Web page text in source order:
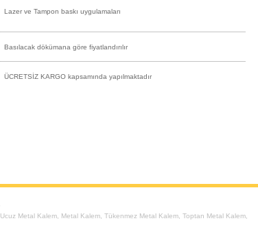
Lazer ve Tampon baskı uygulamaları
Basılacak dökümana göre fiyatlandırılır
ÜCRETSİZ KARGO kapsamında yapılmaktadır
Ucuz Metal Kalem Metal Kalem ,Tükenmez Metal Kalem ,Toptan Metal Kalem